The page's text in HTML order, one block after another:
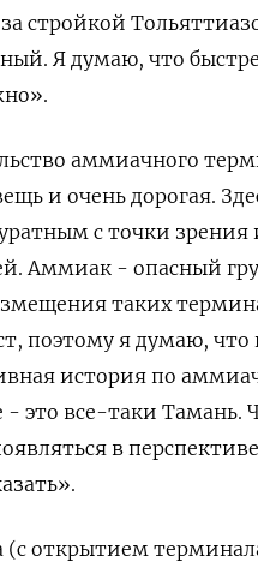
стройкой
Я думаю, что
аммиачного
и очень дорогая.
с точки
Аммиак - опасный
таких
поэтому я думаю, что
история по
- это все-таки Тамань.
в
(с открытием